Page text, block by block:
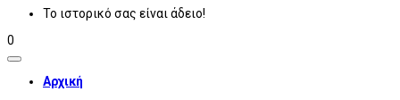
Το ιστορικό σας είναι άδειο!
0
Αρχική